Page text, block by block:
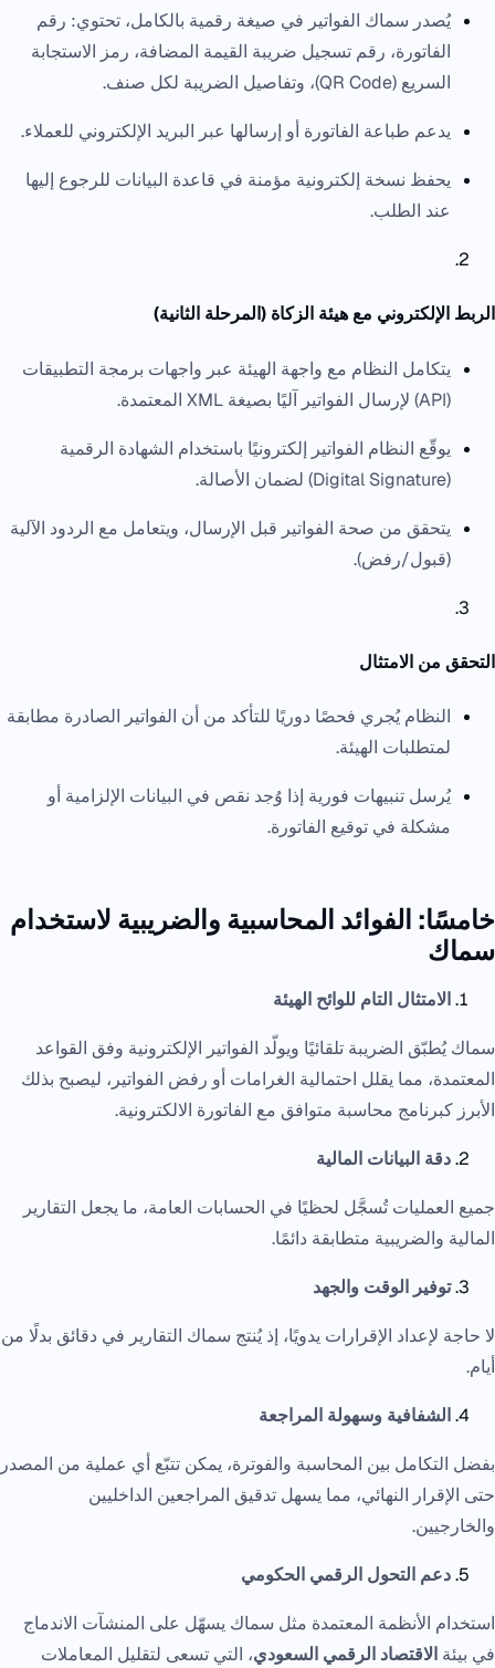
يُصدر سماك الفواتير في صيغة رقمية بالكامل، تحتوي: رقم
الفاتورة، رقم تسجيل ضريبة القيمة المضافة، رمز الاستجابة
السريع (QR Code)، وتفاصيل الضريبة لكل صنف.
يدعم طباعة الفاتورة أو إرسالها عبر البريد الإلكتروني للعملاء.
يحفظ نسخة إلكترونية مؤمنة في قاعدة البيانات للرجوع إليها
عند الطلب.
الربط الإلكتروني مع هيئة الزكاة (المرحلة الثانية)
يتكامل النظام مع واجهة الهيئة عبر واجهات برمجة التطبيقات
(API) لإرسال الفواتير آليًا بصيغة XML المعتمدة.
يوقّع النظام الفواتير إلكترونيًا باستخدام الشهادة الرقمية
(Digital Signature) لضمان الأصالة.
يتحقق من صحة الفواتير قبل الإرسال، ويتعامل مع الردود الآلية
(قبول/رفض).
التحقق من الامتثال
النظام يُجري فحصًا دوريًا للتأكد من أن الفواتير الصادرة مطابقة
لمتطلبات الهيئة.
يُرسل تنبيهات فورية إذا وُجد نقص في البيانات الإلزامية أو
مشكلة في توقيع الفاتورة.
خامسًا: الفوائد المحاسبية والضريبية لاستخدام
سماك
الامتثال التام للوائح الهيئة
سماك يُطبّق الضريبة تلقائيًا ويولّد الفواتير الإلكترونية وفق القواعد
المعتمدة، مما يقلل احتمالية الغرامات أو رفض الفواتير، ليصبح بذلك
الأبرز كبرنامج محاسبة متوافق مع الفاتورة الالكترونية.
دقة البيانات المالية
جميع العمليات تُسجَّل لحظيًا في الحسابات العامة، ما يجعل التقارير
المالية والضريبية متطابقة دائمًا.
توفير الوقت والجهد
لا حاجة لإعداد الإقرارات يدويًا، إذ يُنتج سماك التقارير في دقائق بدلًا من
أيام.
الشفافية وسهولة المراجعة
بفضل التكامل بين المحاسبة والفوترة، يمكن تتبّع أي عملية من المصدر
حتى الإقرار النهائي، مما يسهل تدقيق المراجعين الداخليين
والخارجيين.
دعم التحول الرقمي الحكومي
استخدام الأنظمة المعتمدة مثل سماك يسهّل على المنشآت الاندماج
في بيئة الاقتصاد الرقمي السعودي، التي تسعى لتقليل المعاملات